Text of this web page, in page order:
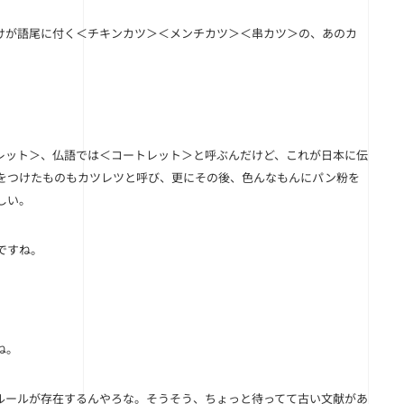
語尾に付く＜チキンカツ＞＜メンチカツ＞＜串カツ＞の、あのカ
ト＞、仏語では＜コートレット＞と呼ぶんだけど、これが日本に伝
けたものもカツレツと呼び、更にその後、色んなもんにパン粉を
。
ね。
ルが存在するんやろな。そうそう、ちょっと待ってて古い文献があ